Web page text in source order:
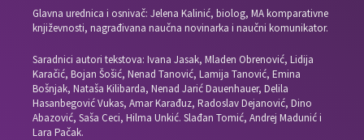
Glavna urednica i osnivač: Jelena Kalinić, biolog, MA komparativne
književnosti, nagrađivana naučna novinarka i naučni komunikator.
Saradnici autori tekstova: Ivana Jasak, Mladen Obrenović, Lidija
Karačić, Bojan Šošić, Nenad Tanović, Lamija Tanović, Emina
Bošnjak, Nataša Kilibarda, Nenad Jarić Dauenhauer, Delila
Hasanbegović Vukas, Amar Karađuz, Radoslav Dejanović, Dino
Abazović, Saša Ceci, Hilma Unkić. Slađan Tomić, Andrej Madunić i
Lara Pačak.